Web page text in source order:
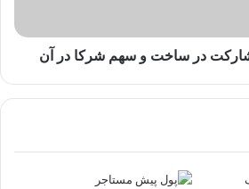
مشارکت در ساخت و سهم شرکا در آن